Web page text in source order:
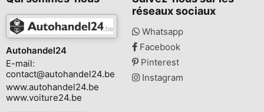
Autohandel24
E-mail:
contact@autohandel24.be
www.autohandel24.be
www.voiture24.be
réseaux sociaux
Whatsapp
Facebook
Pinterest
Instagram